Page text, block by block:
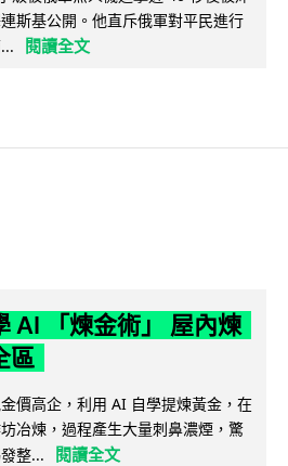
斯基公開。他直斥俄軍對平民進行
閱讀全文
AI 「煉金術」 屋內煉
區
價高企，利用 AI 自學提煉黃金，在
冶煉，過程產生大量刺鼻濃煙，驚
整...
閱讀全文